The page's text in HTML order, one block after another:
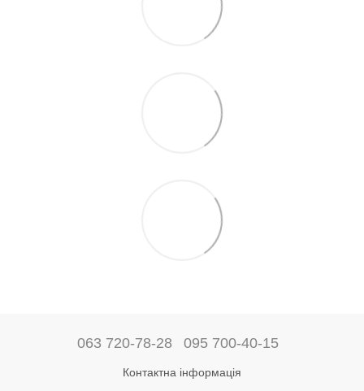
063 720-78-28 095 700-40-15
Контактна інформація